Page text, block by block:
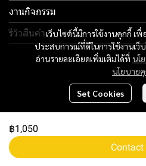
฿1,050
Contact
เว็บไซต์นี้มีการใช้งานคุกกี้ เ
ประสบการณ์ที่ดีในการใช้งานเว็
อ่านรายละเอียดเพิ่มเติมได้ที่ นโ
นโยบาย
Set Cookies
งานกิจกรรม
รีวิวสินค้า
Tel: 012 345 67890 Email:
Copyright 2024 | All Rights
Powered By